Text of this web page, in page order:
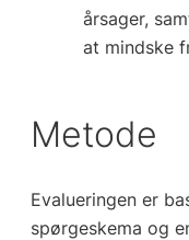
årsager,
at mindske
Metode
Evalueringen er
spørgeskema og